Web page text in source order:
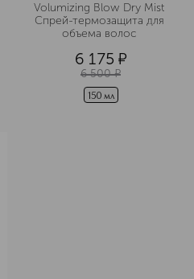
Volumizing Blow Dry Mist
Спрей-термозащита для
6 175 ¤
6 500 ¤
150 мл